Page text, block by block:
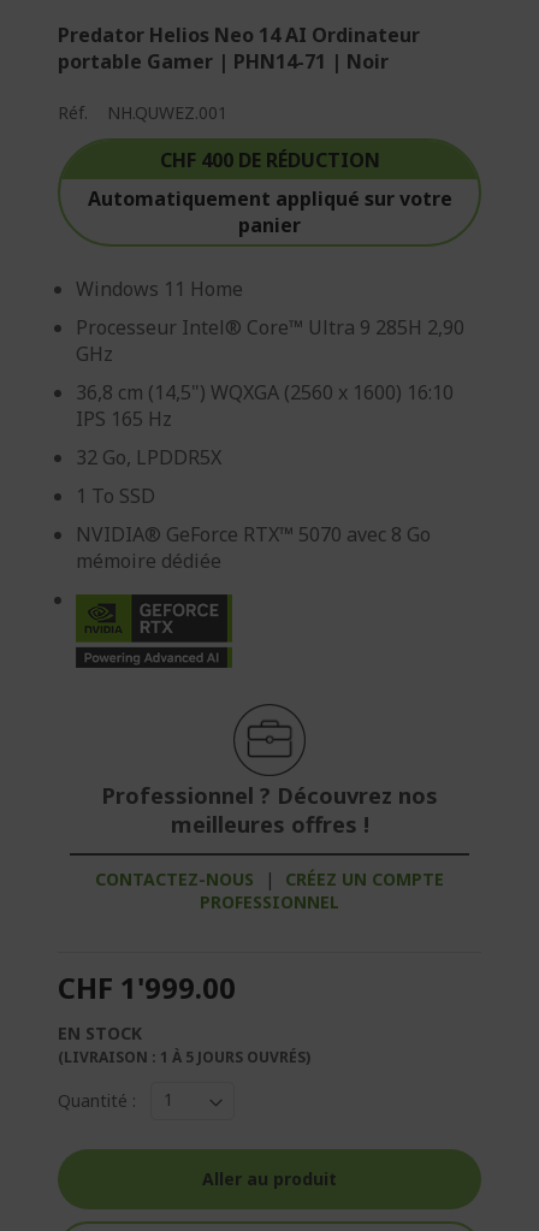
Predator Helios Neo 14 AI Ordinateur
portable Gamer | PHN14-71 | Noir
Réf. NH.QUWEZ.001
CHF 400 DE RÉDUCTION
Automatiquement appliqué sur votre
panier
Windows 11 Home
Processeur Intel® Core™ Ultra 9 285H 2,90
GHz
36,8 cm (14,5") WQXGA (2560 x 1600) 16:10
IPS 165 Hz
32 Go, LPDDR5X
1 To SSD
NVIDIA® GeForce RTX™ 5070 avec 8 Go
mémoire dédiée
Professionnel ? Découvrez nos
meilleures offres !
CONTACTEZ-NOUS |
CRÉEZ UN COMPTE
PROFESSIONNEL
CHF 1'999.00
EN STOCK
(LIVRAISON : 1 À 5 JOURS OUVRÉS)
Quantité :
Aller au produit